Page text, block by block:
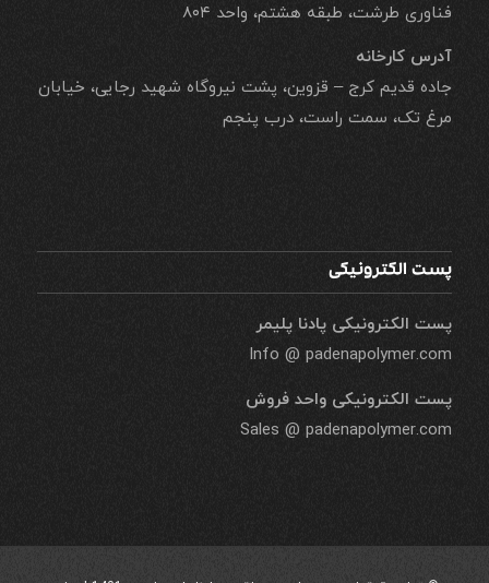
فناوری طرشت، طبقه هشتم، واحد ۸۰۴
آدرس کارخانه
جاده قدیم کرج – قزوین، پشت نیروگاه شهید رجایی، خیابان
مرغ تک، سمت راست، درب پنجم
پست الکترونیکی
پست الکترونیکی پادنا پلیمر
Info @ padenapolymer.com
پست الکترونیکی واحد فروش
Sales @ padenapolymer.com